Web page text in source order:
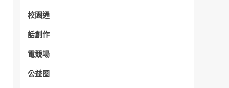
校園通
話創作
電競場
公益圈